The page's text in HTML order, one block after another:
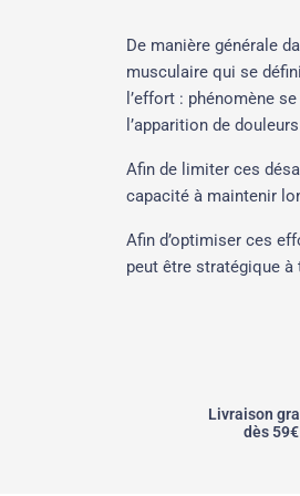
De manière générale
musculaire qui se
l’effort : phénomène
l’apparition de
Afin de limiter ces
capacité à maintenir
Afin d’optimiser ces
peut être stratégique
Livraison
dès 59€